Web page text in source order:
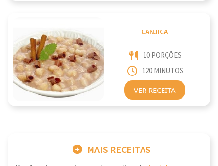
CANJICA
10 PORÇÕES
120 MINUTOS
VER RECEITA
MAIS RECEITAS